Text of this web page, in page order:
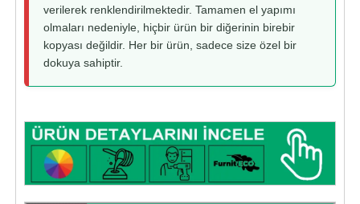
verilerek renklendirilmektedir. Tamamen el yapımı
olmaları nedeniyle, hiçbir ürün bir diğerinin birebir
kopyası değildir. Her bir ürün, sadece size özel bir
dokuya sahiptir.